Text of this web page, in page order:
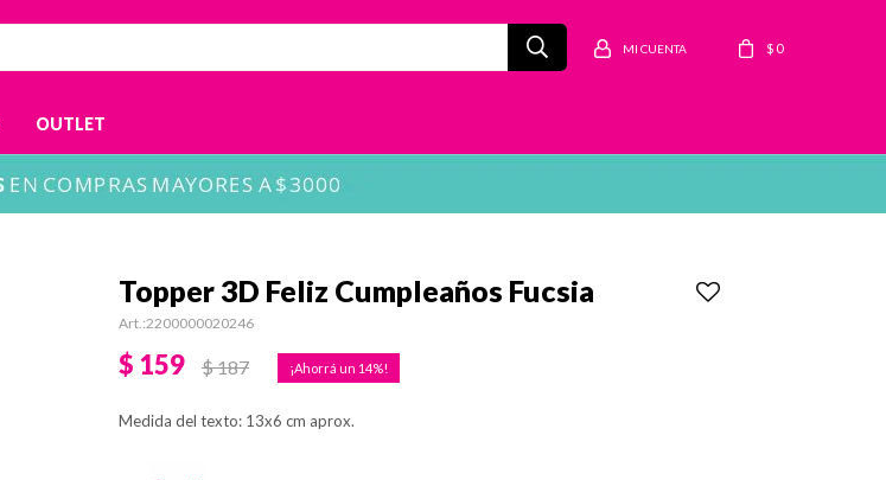
OUTLET
$ 0
Topper 3D Feliz Cumpleaños Fucsia
2200000020246
$ 159 $187 14
Medida del texto: 13x6 cm aprox.